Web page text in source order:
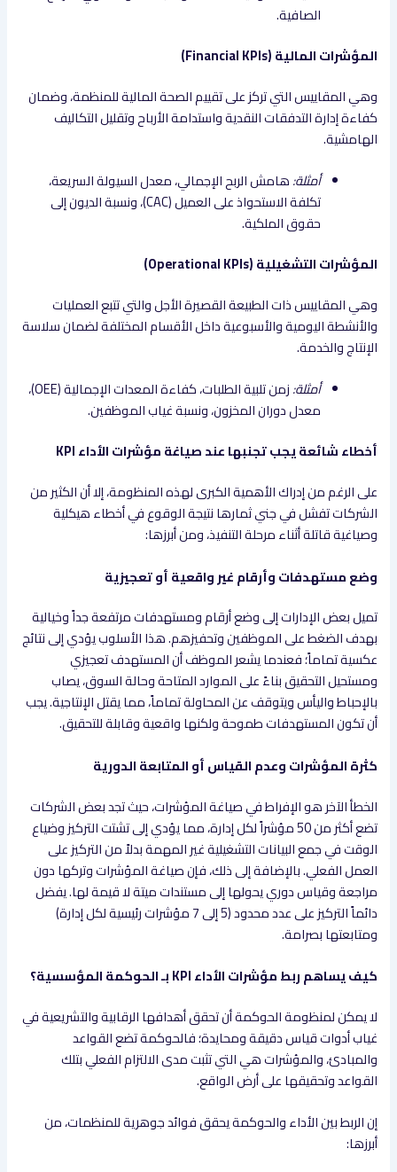
الصافية.
المؤشرات المالية (Financial KPIs)
وهي المقاييس التي تركز على تقييم الصحة المالية للمنظمة، وضمان
كفاءة إدارة التدفقات النقدية واستدامة الأرباح وتقليل التكاليف
الهامشية.
أمثلة:هامش الربح الإجمالي، معدل السيولة السريعة،
تكلفة الاستحواذ على العميل (CAC)، ونسبة الديون إلى
حقوق الملكية.
المؤشرات التشغيلية (Operational KPIs)
وهي المقاييس ذات الطبيعة القصيرة الأجل والتي تتبع العمليات
والأنشطة اليومية والأسبوعية داخل الأقسام المختلفة لضمان سلاسة
الإنتاج والخدمة.
أمثلة:
زمن تلبية الطلبات، كفاءة المعدات الإجمالية (OEE)،
معدل دوران المخزون، ونسبة غياب الموظفين.
أخطاء شائعة يجب تجنبها عند صياغة مؤشرات الأداء KPI
على الرغم من إدراك الأهمية الكبرى لهذه المنظومة، إلا أن الكثير من
الشركات تفشل في جني ثمارها نتيجة الوقوع في أخطاء هيكلية
وصياغية قاتلة أثناء مرحلة التنفيذ، ومن أبرزها:
وضع مستهدفات وأرقام غير واقعية أو تعجيزية
تميل بعض الإدارات إلى وضع أرقام ومستهدفات مرتفعة جداً وخيالية
بهدف الضغط على الموظفين وتحفيزهم. هذا الأسلوب يؤدي إلى نتائج
عكسية تماماً؛ فعندما يشعر الموظف أن المستهدف تعجيزي
ومستحيل التحقيق بناءً على الموارد المتاحة وحالة السوق، يصاب
بالإحباط واليأس ويتوقف عن المحاولة تماماً، مما يقتل الإنتاجية. يجب
أن تكون المستهدفات طموحة ولكنها واقعية وقابلة للتحقيق.
كثرة المؤشرات وعدم القياس أو المتابعة الدورية
الخطأ الآخر هو الإفراط في صياغة المؤشرات، حيث تجد بعض الشركات
تضع أكثر من 50 مؤشراً لكل إدارة، مما يؤدي إلى تشتت التركيز وضياع
الوقت في جمع البيانات التشغيلية غير المهمة بدلاً من التركيز على
العمل الفعلي. بالإضافة إلى ذلك، فإن صياغة المؤشرات وتركها دون
مراجعة وقياس دوري يحولها إلى مستندات ميتة لا قيمة لها. يفضل
دائماً التركيز على عدد محدود (5 إلى 7 مؤشرات رئيسية لكل إدارة)
ومتابعتها بصرامة.
كيف يساهم ربط مؤشرات الأداء KPI بـ الحوكمة المؤسسية؟
لا يمكن لمنظومة الحوكمة أن تحقق أهدافها الرقابية والتشريعية في
غياب أدوات قياس دقيقة ومحايدة؛ فالحوكمة تضع القواعد
والمبادئ، والمؤشرات هي التي تثبت مدى الالتزام الفعلي بتلك
القواعد وتحقيقها على أرض الواقع.
إن الربط بين الأداء والحوكمة يحقق فوائد جوهرية للمنظمات، من
أبرزها: